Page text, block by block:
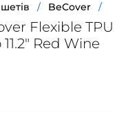
/ BeCover /
Flexible TPU
Red Wine